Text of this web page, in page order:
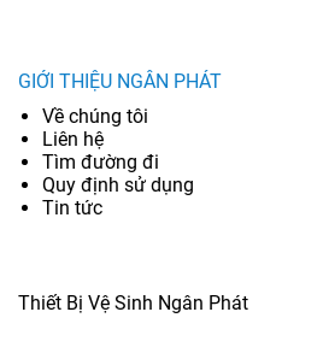
GIỚI THIỆU NGÂN PHÁT
Về chúng tôi
Liên hệ
Tìm đường đi
Quy định sử dụng
Tin tức
Thiết Bị Vệ Sinh Ngân Phát